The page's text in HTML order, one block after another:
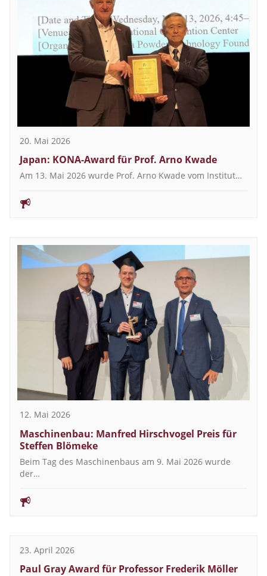
20. Mai 2026
Japan: KONA-Award für Prof. Arno Kwade
Am 13. Mai 2026 wurde Prof. Arno Kwade vom Institut…
12. Mai 2026
Maschinenbau: Manfred Hirschvogel Preis für
Steffen Blömeke
Beim Tag des Maschinenbaus am 9. Mai 2026 wurde
der…
23. April 2026
Paul Gray Award für Professor Frederik Möller